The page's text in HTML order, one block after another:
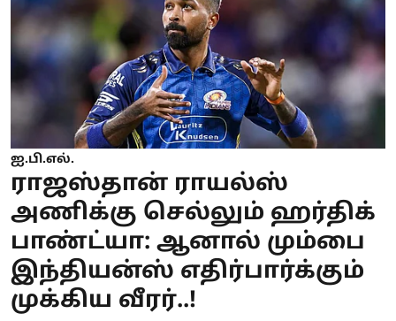
ஐ.பி.எல்.
ராஜஸ்தான் ராயல்ஸ்
அணிக்கு செல்லும் ஹர்திக்
பாண்ட்யா: ஆனால் மும்பை
இந்தியன்ஸ் எதிர்பார்க்கும்
முக்கிய வீரர்..!